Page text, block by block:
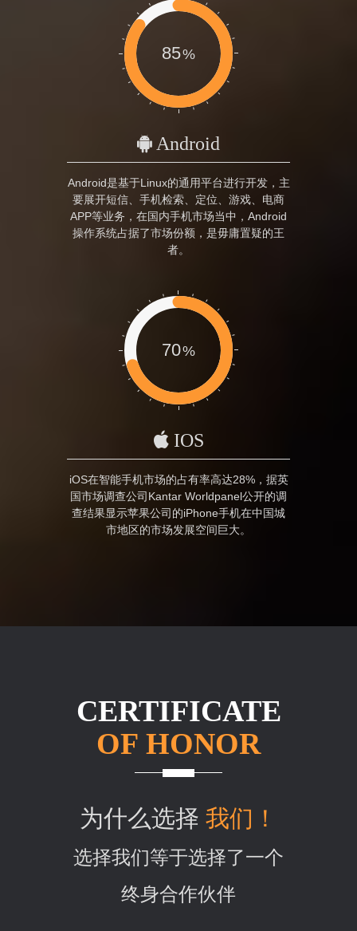
85
Android
Android是基于Linux的通用平台进行开发，主
要展开短信、手机检索、定位、游戏、电商
APP等业务，在国内手机市场当中，Android
操作系统占据了市场份额，是毋庸置疑的王
者。
70
IOS
iOS在智能手机市场的占有率高达28%，据英
国市场调查公司Kantar Worldpanel公开的调
查结果显示苹果公司的iPhone手机在中国城
市地区的市场发展空间巨大。
CERTIFICATE
OF HONOR
为什么选择 我们！
选择我们等于选择了一个
终身合作伙伴